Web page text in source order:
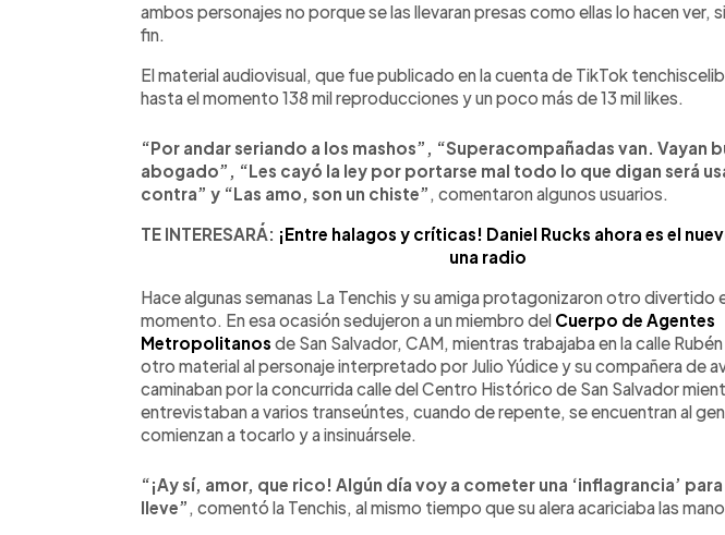
ambos personajes no porque se las llevaran presas como ellas lo hacen ver,
fin.
El material audiovisual, que fue publicado en la cuenta de TikTok
hasta el momento 138 mil reproducciones y un poco más de 13 mil likes.
“Por andar seriando a los mashos”, “Superacompañadas van. Vayan
abogado”, “Les cayó la ley por portarse mal todo lo que digan será
contra” y “Las amo, son un chiste”, comentaron algunos usuarios.
TE INTERESARÁ: ¡Entre halagos y críticas! Daniel Rucks ahora es el
una radio
Hace algunas semanas La Tenchis y su amiga protagonizaron otro divertido
momento. En esa ocasión sedujeron a un miembro del Cuerpo de Agentes
Metropolitanos de San Salvador, CAM, mientras trabajaba en la calle
otro material al personaje interpretado por Julio Yúdice y su compañera de
caminaban por la concurrida calle del Centro Histórico de San Salvador
entrevistaban a varios transeúntes, cuando de repente, se encuentran al
comienzan a tocarlo y a insinuársele.
“¡Ay sí, amor, que rico! Algún día voy a cometer una ‘inflagrancia’ para
lleve”, comentó la Tenchis, al mismo tiempo que su alera acariciaba las